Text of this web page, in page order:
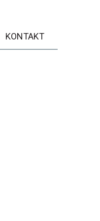
KONTAKT